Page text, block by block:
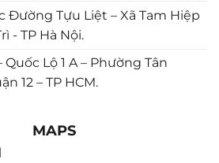
Đường Tựu Liệt – Xã Tam Hiệp
- TP Hà Nội.
Quốc Lộ 1 A – Phường Tân
12 – TP HCM.
MAPS